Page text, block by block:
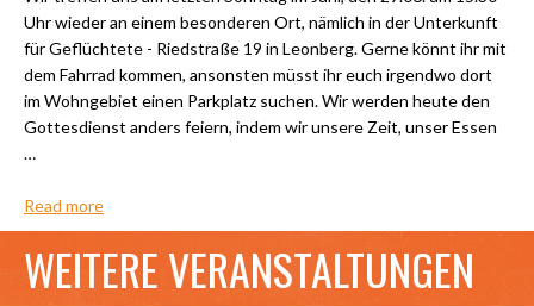
Uhr wieder an einem besonderen Ort, nämlich in der Unterkunft
für Geflüchtete - Riedstraße 19 in Leonberg. Gerne könnt ihr mit
dem Fahrrad kommen, ansonsten müsst ihr euch irgendwo dort
im Wohngebiet einen Parkplatz suchen. Wir werden heute den
Gottesdienst anders feiern, indem wir unsere Zeit, unser Essen
…
Read more
WEITERE VERANSTALTUNGEN